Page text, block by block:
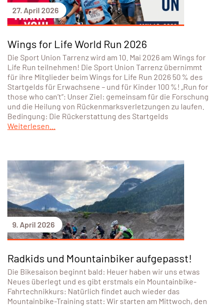
27. April 2026
Wings for Life World Run 2026
Die Sport Union Tarrenz wird am 10. Mai 2026 am Wings for
Life Run teilnehmen! Die Sport Union Tarrenz übernimmt
für ihre Mitglieder beim Wings for Life Run 2026 50 % des
Startgelds für Erwachsene – und für Kinder 100 %! „Run for
those who can’t“: Unser Ziel: gemeinsam für die Forschung
und die Heilung von Rückenmarksverletzungen zu laufen.
Bedingung: Die Rückerstattung des Startgelds
Weiterlesen...
9. April 2026
Radkids und Mountainbiker aufgepasst!
Die Bikesaison beginnt bald: Heuer haben wir uns etwas
Neues überlegt und es gibt erstmals ein Mountainbike-
Fahrtechnikkurs: Natürlich findet auch wieder das
Mountainbike-Training statt: Wir starten am Mittwoch, den